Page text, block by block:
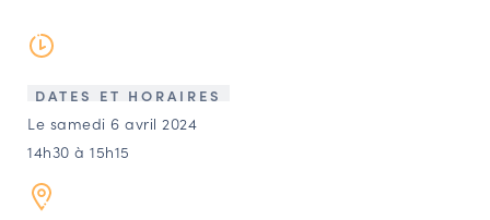
Agenda
Annuaire
DATES ET HORAIRES
Le samedi 6 avril 2024
14h30 à 15h15